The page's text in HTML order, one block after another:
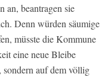
an, beantragen sie
Denn würden säumige
müsste die Kommune
eine neue Bleibe
sondern auf dem völlig